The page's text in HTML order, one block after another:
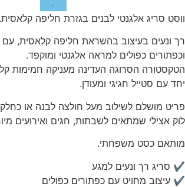
ווסט סריג אלגנטי לבנים בגזרת חליפה קלאסית.
רך ונעים בעיצוב בהשראת חליפה קלאסית, עם
וכפתורים כפולים למראה אלגנטי ומוקפד.
הטקסטורה הסרוגה העדינה מעניקה חמימות
יחד עם סטייל חגיגי ומעודן.
פריט מושלם לשילוב מעל חולצה לבנה או
לוק אצילי שמתאים לשבתות, חגים ואירועים
מותאם כסט משפחתי.
✔ סריג רך ונעים למגע
✔ עיצוב מחויט עם כפתורים כפולים